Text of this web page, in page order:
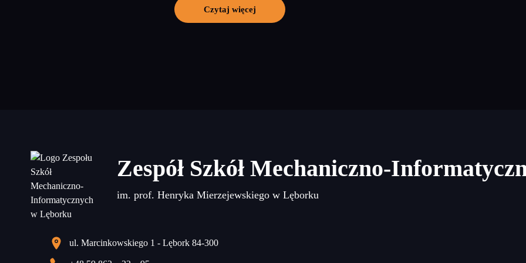
Czytaj więcej
Zespół Szkół Mechaniczno-
im. prof. Henryka Mierzejewskiego w Lęborku
ul. Marcinkowskiego 1 - Lębork 84-300